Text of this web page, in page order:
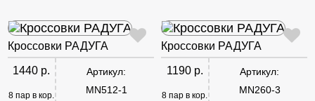
Кроссовки РАДУГА
1440 р.
8 пар в кор.
Артикул:
MN512-1
Кроссовки РАДУГА
1190 р.
8 пар в кор.
Артикул:
MN260-3